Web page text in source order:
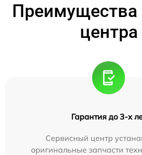
Преимущества
центра
Гарантия до 3-х
Сервисный центр
оригинальные запчасти